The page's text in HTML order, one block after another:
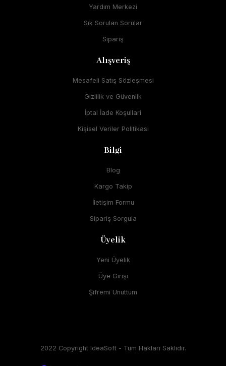
Yardım Merkezi
Sık Sorulan Sorular
Sipariş
Alışveriş
Mesafeli Satış Sözleşmesi
Gizlilik ve Güvenlik
İptal İade Koşullari
Kişisel Veriler Politikası
Bilgi
Blog
Kargo Takip
İletişim Formu
Sipariş Sorgula
Üyelik
Yeni Üyelik
Üye Girişi
Şifremi Unuttum
2022 Copyright IdeaSoft - Tüm Hakları Saklıdır.